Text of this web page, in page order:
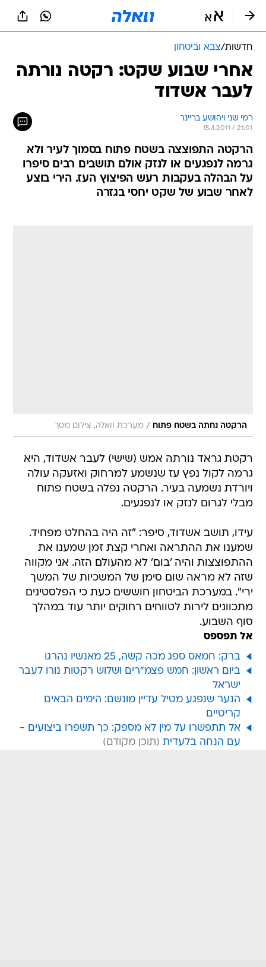
חדשות/צבא וביטחון
אחרי שבוע שקט: רקטה נורתה
לעבר אשדוד
רמי שני ויהושע בריינר
15.4.2011 / 21:01
הרקטה התפוצצה בשטח פתוח בסמוך לעיר ולא
גרמה לנפגעים או לנזק אולם תושבים רבים סיפרו
על הבהלה בעקבות רעש הפיצוץ העז. הירי בוצע
לאחר שבוע של שקט יחסי בגזרה
הרקטה נחתה בשטח פתוח / מערכת וואלה, צילום מסך
רקטת גראד נורתה אמש (שישי) לעבר אשדוד, היא
גרמה לקול נפץ עז שנשמע למרחוק ואזעקה עולה
ויורדת נשמעה בעיר. הרקטה נפלה בשטח פתוח
מבלי לגרום לנזק או לנפגעים.
עידו, תושב אשדוד, סיפר: "זה היה בהחלט מפחיד.
שמענו את ההתראה ואחרי קצת זמן שמענו את
ההתפוצצות והיה 'בום' לא מהעולם הזה. אני מקווה
שזה לא מראה שום סימן של המשכיות של המשך
ירי". במערכת הביטחון חוששים כעת כי הפלסטינים
מתכוונים לירות לטווחים רחוקים יותר עוד במהלך
סוף השבוע.
אל תפספס
ברק: חמאס ספג מכה קשה, 25 מאנשיו נהרגו
ביום ראשון: חמש פצמ"רים ושלוש רקטות נורו לעבר
ישראל
הנער שנפגע מטיל עדיין מונשם: הימים הבאים
קריטיים
אל תתפשרו על מין לא מספק: כך תשפרו ביצועים -
עם הנחה בלעדית